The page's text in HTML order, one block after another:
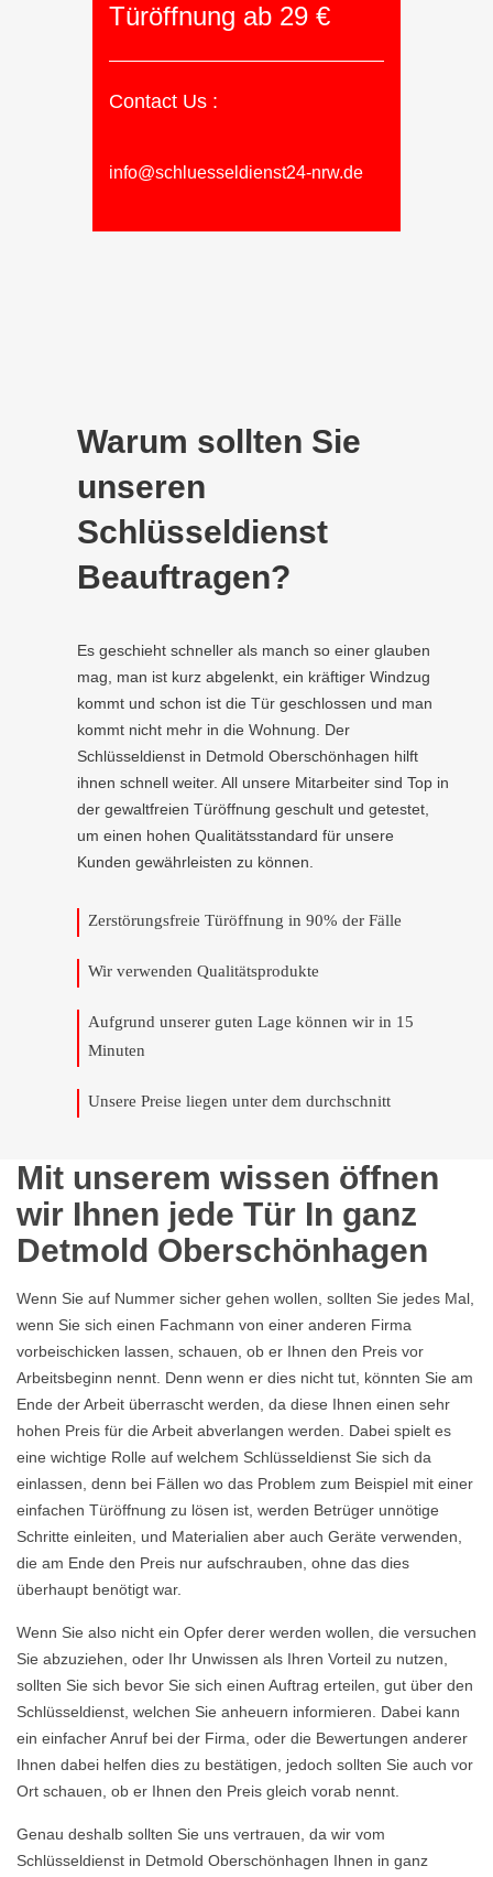
Türöffnung ab 29 €
Contact Us :
info@schluesseldienst24-nrw.de
Warum sollten Sie
unseren
Schlüsseldienst
Beauftragen?
Es geschieht schneller als manch so einer glauben
mag, man ist kurz abgelenkt, ein kräftiger Windzug
kommt und schon ist die Tür geschlossen und man
kommt nicht mehr in die Wohnung. Der
Schlüsseldienst in Detmold Oberschönhagen hilft
ihnen schnell weiter. All unsere Mitarbeiter sind Top in
der gewaltfreien Türöffnung geschult und getestet,
um einen hohen Qualitätsstandard für unsere
Kunden gewährleisten zu können.
Zerstörungsfreie Türöffnung in 90% der Fälle
Wir verwenden Qualitätsprodukte
Aufgrund unserer guten Lage können wir in 15
Minuten
Unsere Preise liegen unter dem durchschnitt
Mit unserem wissen öffnen
wir Ihnen jede Tür In ganz
Detmold Oberschönhagen
Wenn Sie auf Nummer sicher gehen wollen, sollten Sie jedes Mal,
wenn Sie sich einen Fachmann von einer anderen Firma
vorbeischicken lassen, schauen, ob er Ihnen den Preis vor
Arbeitsbeginn nennt. Denn wenn er dies nicht tut, könnten Sie am
Ende der Arbeit überrascht werden, da diese Ihnen einen sehr
hohen Preis für die Arbeit abverlangen werden. Dabei spielt es
eine wichtige Rolle auf welchem Schlüsseldienst Sie sich da
einlassen, denn bei Fällen wo das Problem zum Beispiel mit einer
einfachen Türöffnung zu lösen ist, werden Betrüger unnötige
Schritte einleiten, und Materialien aber auch Geräte verwenden,
die am Ende den Preis nur aufschrauben, ohne das dies
überhaupt benötigt war.
Wenn Sie also nicht ein Opfer derer werden wollen, die versuchen
Sie abzuziehen, oder Ihr Unwissen als Ihren Vorteil zu nutzen,
sollten Sie sich bevor Sie sich einen Auftrag erteilen, gut über den
Schlüsseldienst, welchen Sie anheuern informieren. Dabei kann
ein einfacher Anruf bei der Firma, oder die Bewertungen anderer
Ihnen dabei helfen dies zu bestätigen, jedoch sollten Sie auch vor
Ort schauen, ob er Ihnen den Preis gleich vorab nennt.
Genau deshalb sollten Sie uns vertrauen, da wir vom
Schlüsseldienst in Detmold Oberschönhagen Ihnen in ganz